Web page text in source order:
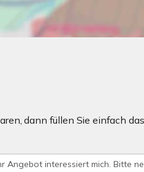
dann füllen Sie einfach